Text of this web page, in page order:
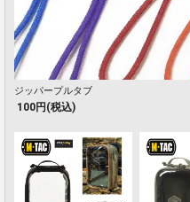
ジッパープルタブ
100円(税込)